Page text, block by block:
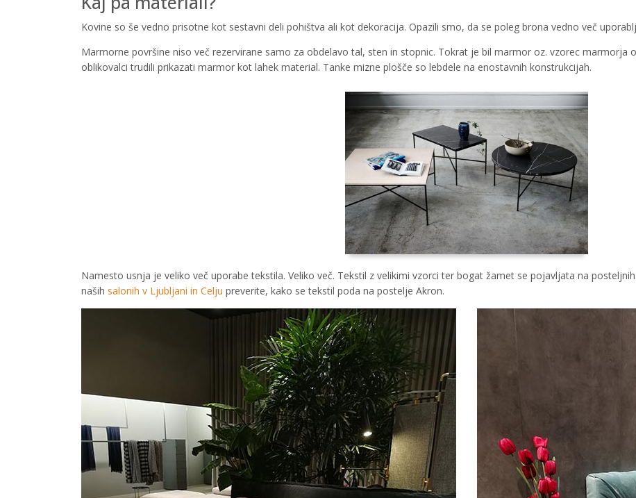
Kovine so še vedno prisotne kot sestavni deli pohištva ali kot dekoracija. Opazili smo, da se poleg brona vedno več
Marmorne površine niso več rezervirane samo za obdelavo tal, sten in stopnic. Tokrat je bil marmor oz. vzorec marmorja
oblikovalci trudili prikazati marmor kot lahek material. Tanke mizne plošče so lebdele na enostavnih konstrukcijah.
Namesto usnja je veliko več uporabe tekstila. Veliko več. Tekstil z velikimi vzorci ter bogat žamet se pojavljata na
naših salonih v Ljubljani in Celju preverite, kako se tekstil poda na postelje Akron.